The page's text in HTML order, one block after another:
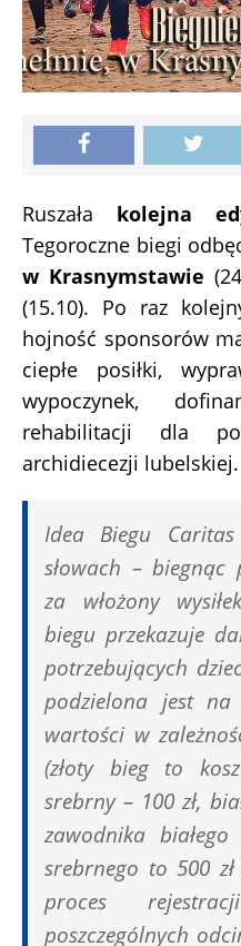
Ruszała kolejna
Tegoroczne biegi
w Krasnymstawie
(15.10). Po raz
hojność sponsorów
ciepłe posiłki,
wypoczynek,
rehabilitacji dla
archidiecezji lubelskiej.
Idea Biegu
słowach –
za włożony
biegu przekazuje
potrzebujących
podzielona jest
wartości w
(złoty bieg to
srebrny – 100 zł,
zawodnika
srebrnego to 500 zł
proces
poszczególnych